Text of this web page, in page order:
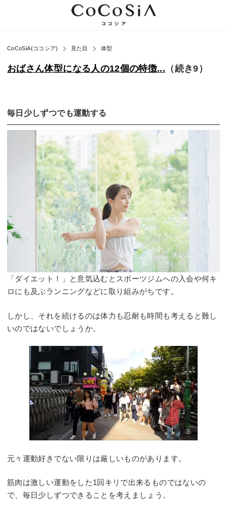
CoCoSiA(ココシア) 見た目 体型
おばさん体型になる人の12個の特徴... （続き9）
毎日少しずつでも運動する
「ダイエット！」と意気込むとスポーツジムへの入会や何キ
ロにも及ぶランニングなどに取り組みがちです。
しかし、それを続けるのは体力も忍耐も時間も考えると難し
いのではないでしょうか。
元々運動好きでない限りは厳しいものがあります。
筋肉は激しい運動をした1回キリで出来るものではないの
で、毎日少しずつできることを考えましょう。